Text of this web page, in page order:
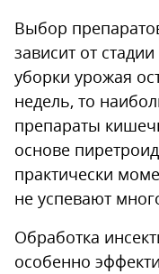
Выбор
зависит от
уборки урожая
недель, то
препараты
основе
практически
не успевают
Обработка
особенно